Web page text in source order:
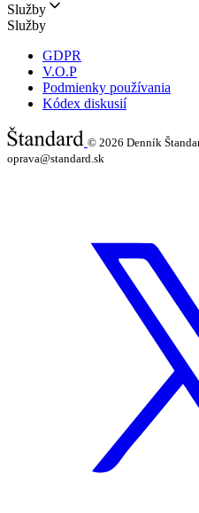
Služby
Služby
GDPR
V.O.P
Podmienky používania
Kódex diskusií
© 2026 Denník
oprava@standard.sk